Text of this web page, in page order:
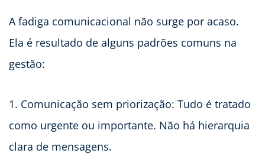
A fadiga comunicacional não surge por acaso.
Ela é resultado de alguns padrões comuns na
gestão:
1. Comunicação sem priorização: Tudo é tratado
como urgente ou importante. Não há hierarquia
clara de mensagens.